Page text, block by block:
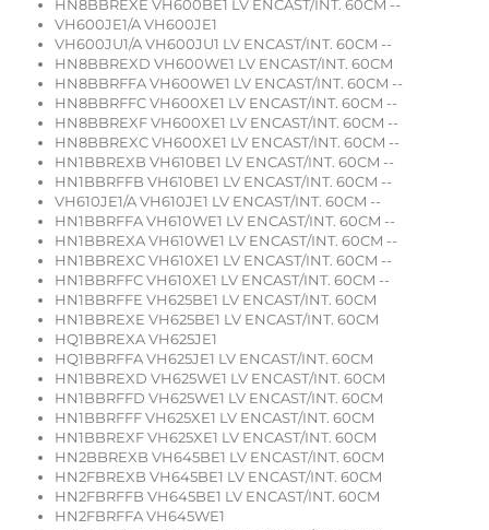
HN8BBREXE VH600BE1 LV ENCAST/INT. 60CM --
VH600JE1/A VH600JE1
VH600JU1/A VH600JU1 LV ENCAST/INT. 60CM --
HN8BBREXD VH600WE1 LV ENCAST/INT. 60CM
HN8BBRFFA VH600WE1 LV ENCAST/INT. 60CM --
HN8BBRFFC VH600XE1 LV ENCAST/INT. 60CM --
HN8BBREXF VH600XE1 LV ENCAST/INT. 60CM --
HN8BBREXC VH600XE1 LV ENCAST/INT. 60CM --
HN1BBREXB VH610BE1 LV ENCAST/INT. 60CM --
HN1BBRFFB VH610BE1 LV ENCAST/INT. 60CM --
VH610JE1/A VH610JE1 LV ENCAST/INT. 60CM --
HN1BBRFFA VH610WE1 LV ENCAST/INT. 60CM --
HN1BBREXA VH610WE1 LV ENCAST/INT. 60CM --
HN1BBREXC VH610XE1 LV ENCAST/INT. 60CM --
HN1BBRFFC VH610XE1 LV ENCAST/INT. 60CM --
HN1BBRFFE VH625BE1 LV ENCAST/INT. 60CM
HN1BBREXE VH625BE1 LV ENCAST/INT. 60CM
HQ1BBREXA VH625JE1
HQ1BBRFFA VH625JE1 LV ENCAST/INT. 60CM
HN1BBREXD VH625WE1 LV ENCAST/INT. 60CM
HN1BBRFFD VH625WE1 LV ENCAST/INT. 60CM
HN1BBRFFF VH625XE1 LV ENCAST/INT. 60CM
HN1BBREXF VH625XE1 LV ENCAST/INT. 60CM
HN2BBREXB VH645BE1 LV ENCAST/INT. 60CM
HN2FBREXB VH645BE1 LV ENCAST/INT. 60CM
HN2FBRFFB VH645BE1 LV ENCAST/INT. 60CM
HN2FBRFFA VH645WE1